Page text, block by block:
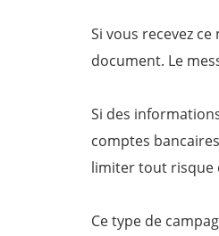
Si vous recevez
document. Le
Si des
comptes
limiter tout risque
Ce type de